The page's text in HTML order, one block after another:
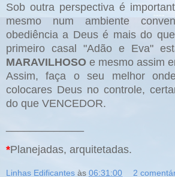
Sob outra perspectiva é
mesmo num ambiente
obediência a Deus é mais do
primeiro casal "Adão e Eva"
MARAVILHOSO e mesmo assim
Assim, faça o seu melhor
colocares Deus no controle,
do que VENCEDOR.
*Planejadas, arquitetadas.
Linhas Edificantes às 06:31:00 2